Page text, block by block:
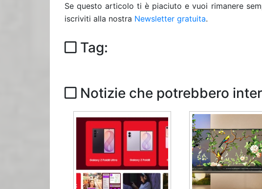
Se questo articolo ti è piaciuto e vuoi rimanere
iscriviti alla nostra Newsletter gratuita.
Tag:
Notizie che potrebbero